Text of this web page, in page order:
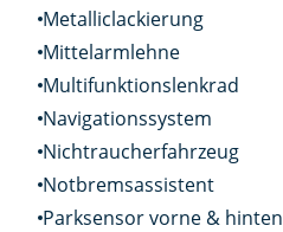
Metalliclackierung
Mittelarmlehne
Multifunktionslenkrad
Navigationssystem
Nichtraucherfahrzeug
Notbremsassistent
Parksensor vorne & hinten